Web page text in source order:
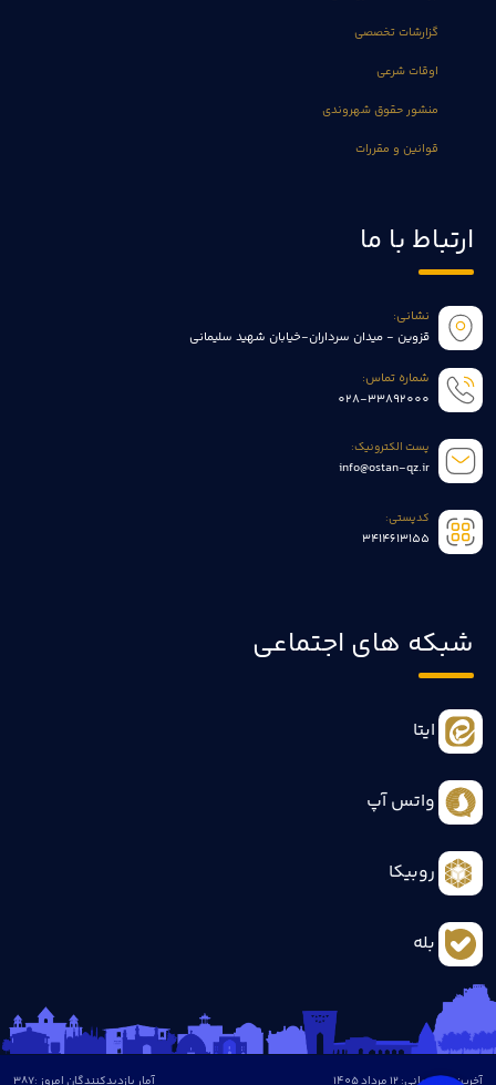
گزارشات تخصصی
اوقات شرعی
منشور حقوق شهروندی
قوانین و مقررات
ارتباط با ما
نشانی:
قزوین - میدان سرداران-خیابان شهید سلیمانی
شماره تماس:
028-33892000
پست الکترونیک:
info@ostan-qz.ir
کدپستی:
3414613155
شبکه های اجتماعی
ایتا
واتس آپ
روبیکا
بله